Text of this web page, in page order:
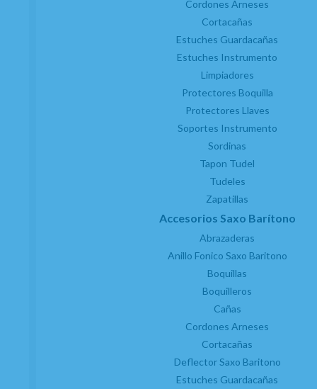
Cordones Arneses
Cortacañas
Estuches Guardacañas
Estuches Instrumento
Limpiadores
Protectores Boquilla
Protectores Llaves
Soportes Instrumento
Sordinas
Tapon Tudel
Tudeles
Zapatillas
Accesorios Saxo Barítono
Abrazaderas
Anillo Fonico Saxo Baritono
Boquillas
Boquilleros
Cañas
Cordones Arneses
Cortacañas
Deflector Saxo Baritono
Estuches Guardacañas